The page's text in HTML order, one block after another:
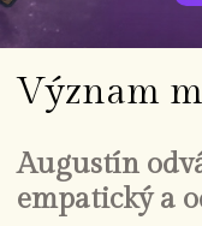
Význam
Augustín
empatický a